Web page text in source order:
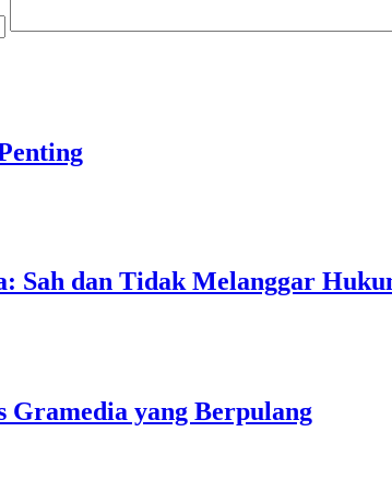
Sah dan Tidak Melanggar
yang Berpulang